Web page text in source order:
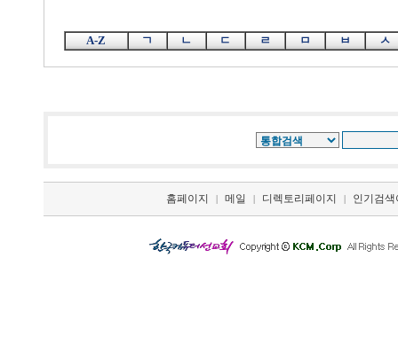
A-Z ㄱ ㄴ ㄷ ㄹ ㅁ ㅂ ㅅ
홈페이지 | 메일 | 디렉토리페이지 | 인기검색